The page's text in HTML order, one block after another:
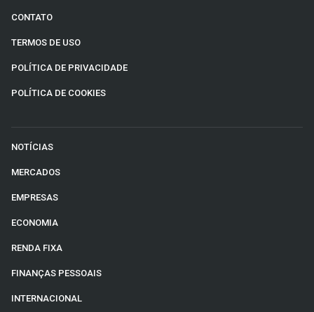
CONTATO
TERMOS DE USO
POLÍTICA DE PRIVACIDADE
POLÍTICA DE COOKIES
NOTÍCIAS
MERCADOS
EMPRESAS
ECONOMIA
RENDA FIXA
FINANÇAS PESSOAIS
INTERNACIONAL